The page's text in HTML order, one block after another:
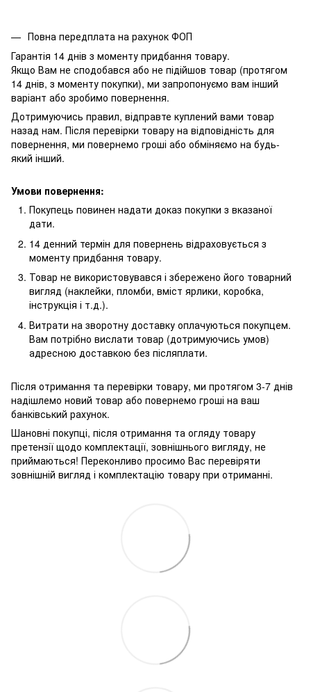
Повна передплата на рахунок ФОП
Гарантія 14 днів з моменту придбання товару.
Якщо Вам не сподобався або не підійшов товар (протягом
14 днів, з моменту покупки), ми запропонуємо вам інший
варіант або зробимо повернення.
Дотримуючись правил, відправте куплений вами товар
назад нам. Після перевірки товару на відповідність для
повернення, ми повернемо гроші або обміняємо на будь-
який інший.
Умови повернення:
Покупець повинен надати доказ покупки з вказаної
дати.
14 денний термін для повернень відраховується з
моменту придбання товару.
Товар не використовувався і збережено його товарний
вигляд (наклейки, пломби, вміст ярлики, коробка,
інструкція і т.д.).
Витрати на зворотну доставку оплачуються покупцем.
Вам потрібно вислати товар (дотримуючись умов)
адресною доставкою без післяплати.
Після отримання та перевірки товару, ми протягом 3-7 днів
надішлемо новий товар або повернемо гроші на ваш
банківський рахунок.
Шановні покупці, після отримання та огляду товару
претензії щодо комплектації, зовнішнього вигляду, не
приймаються! Переконливо просимо Вас перевіряти
зовнішній вигляд і комплектацію товару при отриманні.